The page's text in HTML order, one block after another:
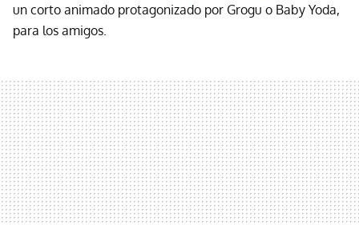
un corto animado protagonizado por Grogu o Baby Yoda,
para los amigos.